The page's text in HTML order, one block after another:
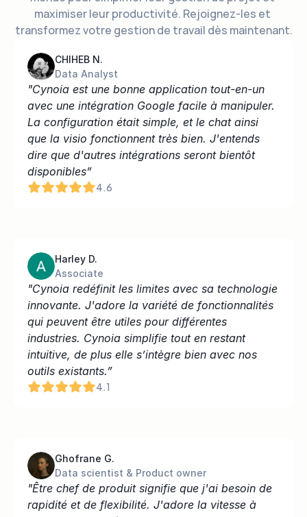
maximiser leur productivité. Rejoignez-les et
transformez votre gestion de travail dès maintenant.
CHIHEB N.
Data Analyst
"Cynoia est une bonne application tout-en-un
avec une intégration Google facile à manipuler.
La configuration était simple, et le chat ainsi
que la visio fonctionnent très bien. J'entends
dire que d'autres intégrations seront bientôt
disponibles”
4.6
Harley D.
Associate
"Cynoia redéfinit les limites avec sa technologie
innovante. J'adore la variété de fonctionnalités
qui peuvent être utiles pour différentes
industries. Cynoia simplifie tout en restant
intuitive, de plus elle s’intègre bien avec nos
outils existants.”
4.1
Ghofrane G.
Data scientist & Product owner
"Être chef de produit signifie que j'ai besoin de
rapidité et de flexibilité. J'adore la vitesse à